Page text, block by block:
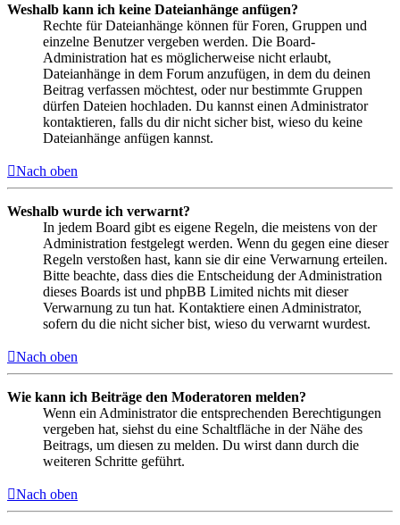
Weshalb kann ich keine Dateianhänge anfügen?
Rechte für Dateianhänge können für Foren, Gruppen und
einzelne Benutzer vergeben werden. Die Board-
Administration hat es möglicherweise nicht erlaubt,
Dateianhänge in dem Forum anzufügen, in dem du deinen
Beitrag verfassen möchtest, oder nur bestimmte Gruppen
dürfen Dateien hochladen. Du kannst einen Administrator
kontaktieren, falls du dir nicht sicher bist, wieso du keine
Dateianhänge anfügen kannst.
Nach oben
Weshalb wurde ich verwarnt?
In jedem Board gibt es eigene Regeln, die meistens von der
Administration festgelegt werden. Wenn du gegen eine dieser
Regeln verstoßen hast, kann sie dir eine Verwarnung erteilen.
Bitte beachte, dass dies die Entscheidung der Administration
dieses Boards ist und phpBB Limited nichts mit dieser
Verwarnung zu tun hat. Kontaktiere einen Administrator,
sofern du die nicht sicher bist, wieso du verwarnt wurdest.
Nach oben
Wie kann ich Beiträge den Moderatoren melden?
Wenn ein Administrator die entsprechenden Berechtigungen
vergeben hat, siehst du eine Schaltfläche in der Nähe des
Beitrags, um diesen zu melden. Du wirst dann durch die
weiteren Schritte geführt.
Nach oben